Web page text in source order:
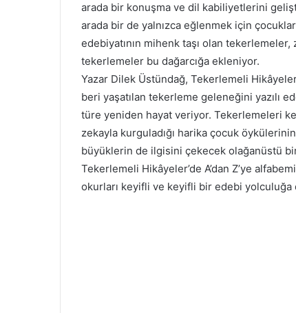
arada bir konuşma ve dil kabiliyetlerini
arada bir de yalnızca eğlenmek için
edebiyatının mihenk taşı olan
tekerlemeler bu dağarcığa ekleniyor.
Yazar Dilek Üstündağ, Tekerlemeli
beri yaşatılan tekerleme geleneğini yazılı
türe yeniden hayat veriyor. Tekerlemeleri
zekayla kurguladığı harika çocuk
büyüklerin de ilgisini çekecek olağanüstü
Tekerlemeli Hikâyeler’de A’dan Z’ye
okurları keyifli ve keyifli bir edebi yolculuğa